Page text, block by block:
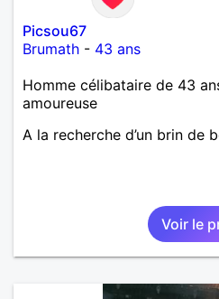
Picsou67
Brumath - 43 ans
Homme célibataire de 43
amoureuse
A la recherche d’un brin de
Voir le